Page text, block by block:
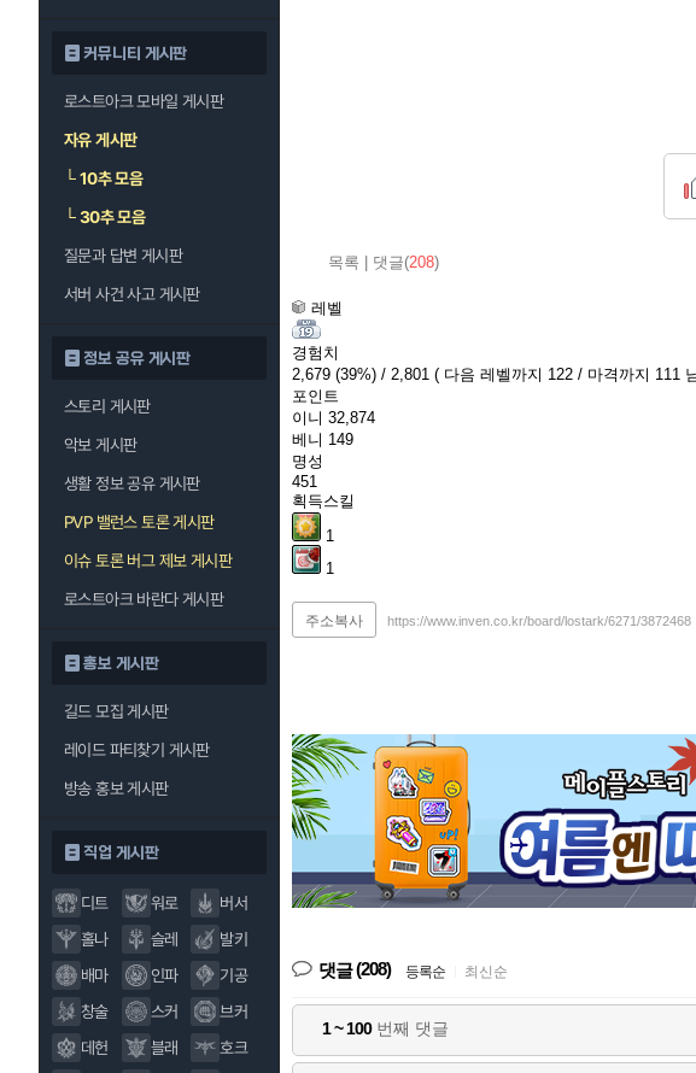
커뮤니티 게시판
로스트아크 모바일 게시판
자유 게시판
└10추 모음
└30추 모음
질문과 답변 게시판
서버 사건 사고 게시판
정보 공유 게시판
스토리 게시판
악보 게시판
생활 정보 공유 게시판
PVP 밸런스 토론 게시판
이슈 토론 버그 제보 게시판
로스트아크 바란다 게시판
홍보 게시판
길드 모집 게시판
레이드 파티찾기 게시판
방송 홍보 게시판
직업 게시판
디트 워로
버서
홀나
슬레
발키
배마
인파
기공
창술
스커
브커
데헌
블래
호크
목록 댓글(208)
레벨
경험치
2,679 (39%) / 2,801 ( 다음 레벨까지 122 / 마격까지 111
포인트
이니 32,874
베니 149
명성
451
획득스킬
1
1
주소복사 https://www.inven.co.kr/board/lostark/6271/3872468
댓글(208) 등록순 최신순
1 ~ 100번째 댓글